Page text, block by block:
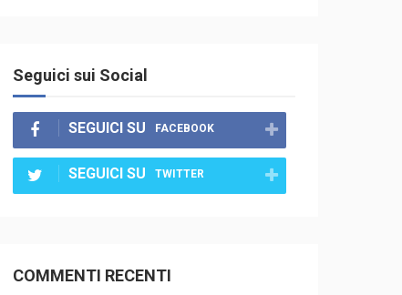
Seguici sui Social
SEGUICI SU FACEBOOK
SEGUICI SU TWITTER
COMMENTI RECENTI